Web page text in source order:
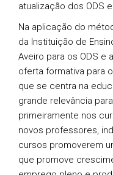
atualização dos ODS
Na aplicação do
da Instituição de
Aveiro para os ODS e
oferta formativa para
que se centra na
grande relevância
primeiramente nos
novos professores,
cursos promoverem
que promove